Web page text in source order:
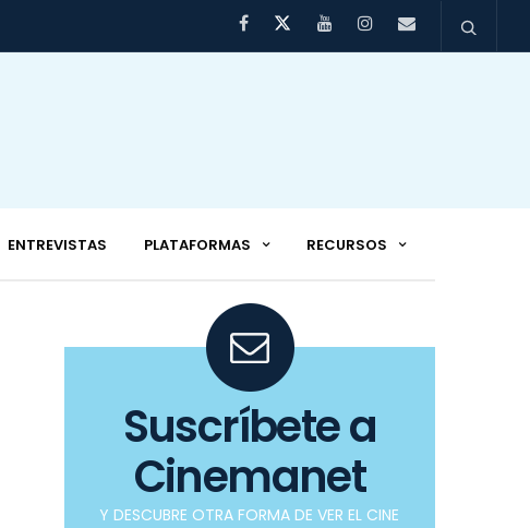
ENTREVISTAS PLATAFORMAS RECURSOS
Suscríbete a
Cinemanet
Y DESCUBRE OTRA FORMA DE VER EL CINE